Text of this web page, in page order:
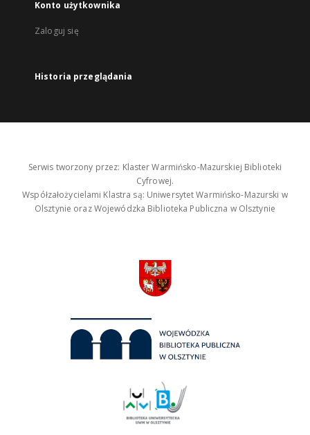
Konto użytkownika
Zaloguj się
Historia przeglądania
Serwis tworzony przez: Klaster Warmińsko-Mazurskiej Biblioteki
Cyfrowej.
Współzałożycielami Klastra są: Uniwersytet Warmińsko-Mazurski w
Olsztynie oraz Wojewódzka Biblioteka Publiczna w Olsztynie